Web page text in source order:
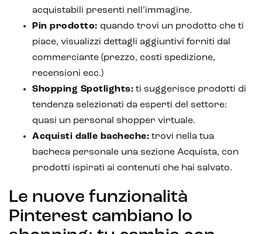
CRM & email marketing
Sistemi di loyalty
Marketing automation
acquistabili presenti nell’immagine.
Pin prodotto: quando trovi un prodotto che ti
piace, visualizzi dettagli aggiuntivi forniti dal
commerciante (prezzo, costi spedizione,
recensioni ecc.)
Shopping Spotlights: ti suggerisce prodotti di
tendenza selezionati da esperti del settore:
quasi un personal shopper virtuale.
Acquisti dalle bacheche: trovi nella tua
bacheca personale una sezione Acquista, con
prodotti ispirati ai contenuti che hai salvato.
Le nuove funzionalità
Pinterest cambiano lo